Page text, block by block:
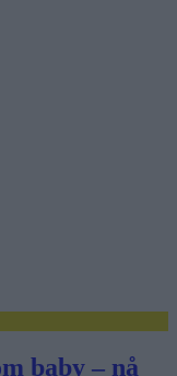
baby – nå